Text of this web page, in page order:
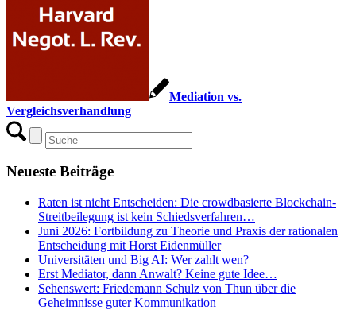
Mediation vs.
Vergleichsverhandlung
Neueste Beiträge
Raten ist nicht Entscheiden: Die crowdbasierte Blockchain-
Streitbeilegung ist kein Schiedsverfahren…
Juni 2026: Fortbildung zu Theorie und Praxis der rationalen
Entscheidung mit Horst Eidenmüller
Universitäten und Big AI: Wer zahlt wen?
Erst Mediator, dann Anwalt? Keine gute Idee…
Sehenswert: Friedemann Schulz von Thun über die
Geheimnisse guter Kommunikation